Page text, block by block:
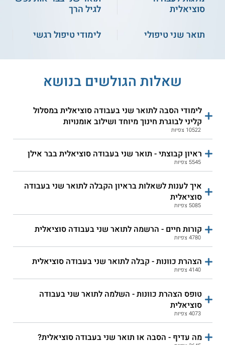
מכללת אשקלון - תואר
רפואית
בר אילן - תואר שני
חיפה - תואר שני עו"ס וילד בר אילן - השלמה לתואר
חיפה - השלמה לתואר שני
עו"ס
בר אילן - תואר שני עו"ס
וקהילה
חיפה - תואר שני עו"ס
קלינית
חיפה - תואר שני עו"ס
ומשפחה
חיפה - תואר שני בעו"ס
ושינוי חברתי
עבודה סוציאלית לתואר
שני - אוניברסיטת חיפה
תואר שני בעבודה
סוציאלית - אוניברסיטת בר
אילן
אריאל - השלמה לעבודה
סוציאלית
סוציאלית
לגיל הרך
תואר שני טיפולי
לימודי טיפול רגשי
שאלות הגולשים בנושא
לימודי הסבה לתואר שני בעבודה סוציאלית במסלול
קליני לבוגרת חינוך מיוחד ושילוב אומנויות
10522 צפיות
ראיון קבוצתי - תואר שני בעבודה סוציאלית בבר אילן
5545 צפיות
איך לענות לשאלות בראיון הקבלה לתואר שני בעבודה
סוציאלית
5085 צפיות
קורות חיים - הרשמה לתואר שני בעבודה סוציאלית
4780 צפיות
הצהרת כוונות - קבלה לתואר שני בעבודה סוציאלית
4140 צפיות
טופס הצהרת כוונות - השלמה לתואר שני בעבודה
סוציאלית
4073 צפיות
מה עדיף - הסבה או תואר שני בעבודה סוציאלית?